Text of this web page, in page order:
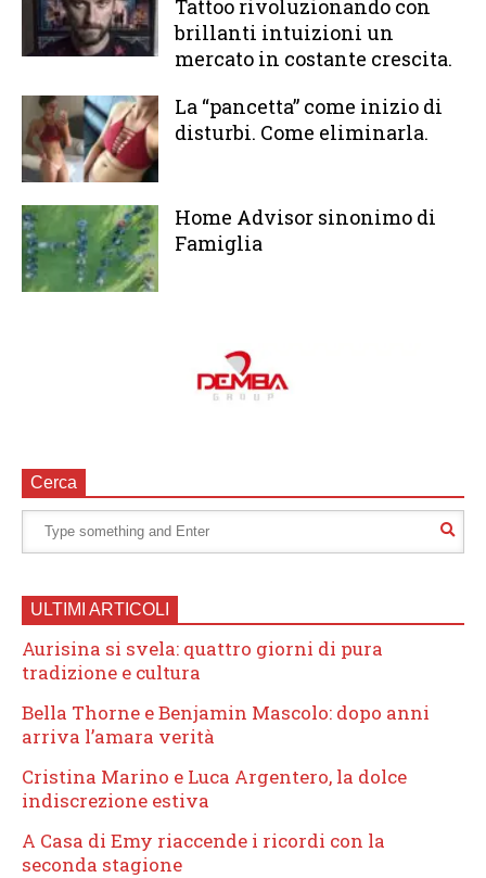
Tattoo rivoluzionando con
brillanti intuizioni un
mercato in costante crescita.
La “pancetta” come inizio di
disturbi. Come eliminarla.
Home Advisor sinonimo di
Famiglia
Cerca
ULTIMI ARTICOLI
Aurisina si svela: quattro giorni di pura
tradizione e cultura
Bella Thorne e Benjamin Mascolo: dopo anni
arriva l’amara verità
Cristina Marino e Luca Argentero, la dolce
indiscrezione estiva
A Casa di Emy riaccende i ricordi con la
seconda stagione